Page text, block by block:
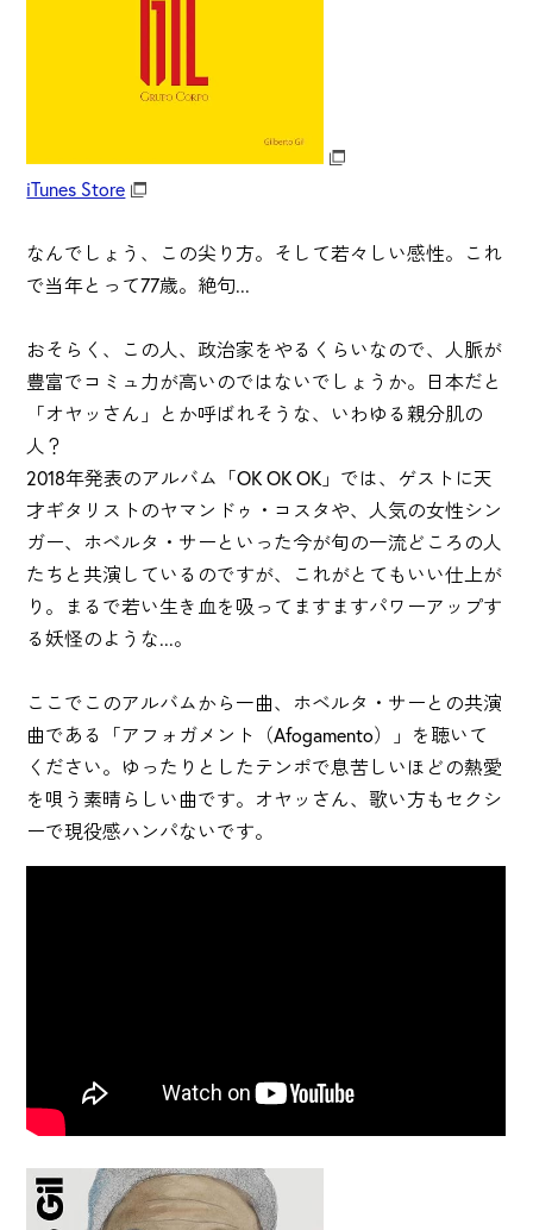
iTunes Store
なんでしょう、この尖り方。そして若々しい感性。これ
で当年とって77歳。絶句...
おそらく、この人、政治家をやるくらいなので、人脈が
豊富でコミュ力が高いのではないでしょうか。日本だと
「オヤッさん」とか呼ばれそうな、いわゆる親分肌の
人？
2018年発表のアルバム「OK OK OK」では、ゲストに天
才ギタリストのヤマンドゥ・コスタや、人気の女性シン
ガー、ホベルタ・サーといった今が旬の一流どころの人
たちと共演しているのですが、これがとてもいい仕上が
り。まるで若い生き血を吸ってますますパワーアップす
る妖怪のような...。
ここでこのアルバムから一曲、ホベルタ・サーとの共演
曲である「アフォガメント（Afogamento）」を聴いて
ください。ゆったりとしたテンポで息苦しいほどの熱愛
を唄う素晴らしい曲です。オヤッさん、歌い方もセクシ
ーで現役感ハンパないです。